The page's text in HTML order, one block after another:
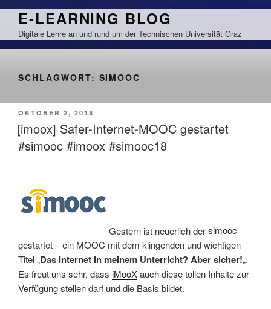
Zum
springen
E-LEARNING BLOG
Digitale Lehre an und rund um der Technischen Universität Graz
SCHLAGWORT: SIMOOC
VERÖFFENTLICHT
AM
OKTOBER 2, 2018
[imoox] Safer-Internet-MOOC gestartet
#simooc #imoox #simooc18
Gestern ist neuerlich dersimooc
gestartet – ein MOOC mit dem klingenden und wichtigen
Titel „Das Internet in meinem Unterricht? Aber sicher!„.
Es freut uns sehr, dass iMooXauch diese tollen Inhalte zur
Verfügung stellen darf und die Basis bildet.